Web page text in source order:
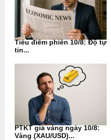
Tiêu điểm phiên 10/8: Độ tự
tin...
PTKT giá vàng ngày 10/8:
Vàng (XAU/USD)...